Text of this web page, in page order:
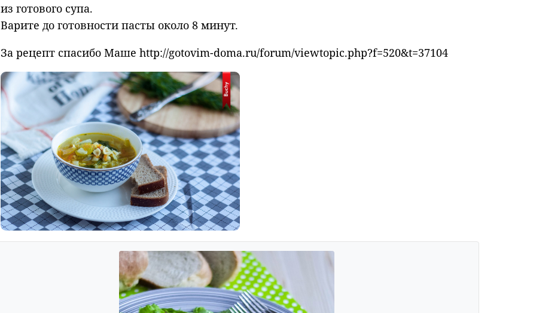
из готового супа.
Варите до готовности пасты около 8 минут.
За рецепт спасибо Маше http://gotovim-doma.ru/forum/viewtopic.php?f=520&t=37104